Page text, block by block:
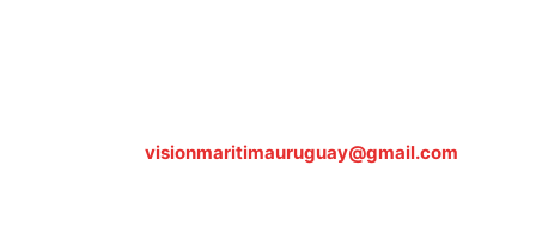
visionmaritimauruguay@gmail.com